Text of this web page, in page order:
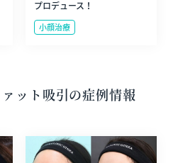
プロデュース！
小顔治療
ット吸引の症例情報